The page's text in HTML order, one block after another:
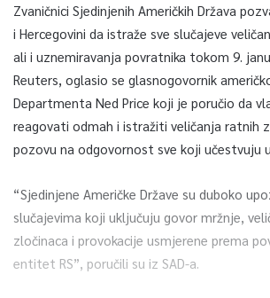
Zvaničnici Sjedinjenih Američkih Država
i Hercegovini da istraže sve slučajeve
ali i uznemiravanja povratnika tokom 9.
Reuters, oglasio se glasnogovornik
Departmenta Ned Price koji je poručio da
reagovati odmah i istražiti veličanja ratnih
pozovu na odgovornost sve koji učestvuju
“Sjedinjene Američke Države su duboko
slučajevima koji uključuju govor mržnje,
zločinaca i provokacije usmjerene prema
entitet RS”, poručili su iz SAD-a.